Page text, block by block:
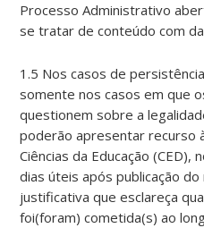
Processo Administrativo
se tratar de conteúdo com
1.5 Nos casos de
somente nos casos em que
questionem sobre a
poderão apresentar recurso
Ciências da Educação (CED),
dias úteis após publicação
justificativa que esclareça
foi(foram) cometida(s) ao